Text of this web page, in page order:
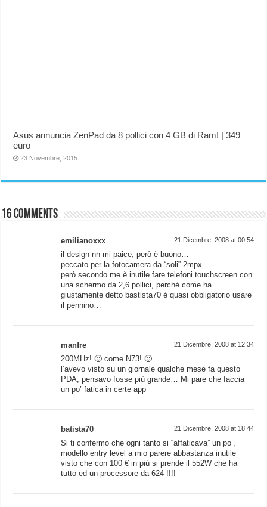
Asus annuncia ZenPad da 8 pollici con 4 GB di Ram! | 349
euro
23 Novembre, 2015
16 comments
emilianoxxx 21 Dicembre, 2008 at 00:54
il design nn mi paice, però è buono…
peccato per la fotocamera da “soli” 2mpx …
però secondo me è inutile fare telefoni touchscreen con
una schermo da 2,6 pollici, perchè come ha
giustamente detto bastista70 è quasi obbligatorio usare
il pennino…
manfre 21 Dicembre, 2008 at 12:34
200MHz! 🙂 come N73! 🙂
l’avevo visto su un giornale qualche mese fa questo
PDA, pensavo fosse più grande… Mi pare che faccia
un po’ fatica in certe app
batista70 21 Dicembre, 2008 at 18:44
Si ti confermo che ogni tanto si “affaticava” un po’,
modello entry level a mio parere abbastanza inutile
visto che con 100 € in più si prende il 552W che ha
tutto ed un processore da 624 !!!!